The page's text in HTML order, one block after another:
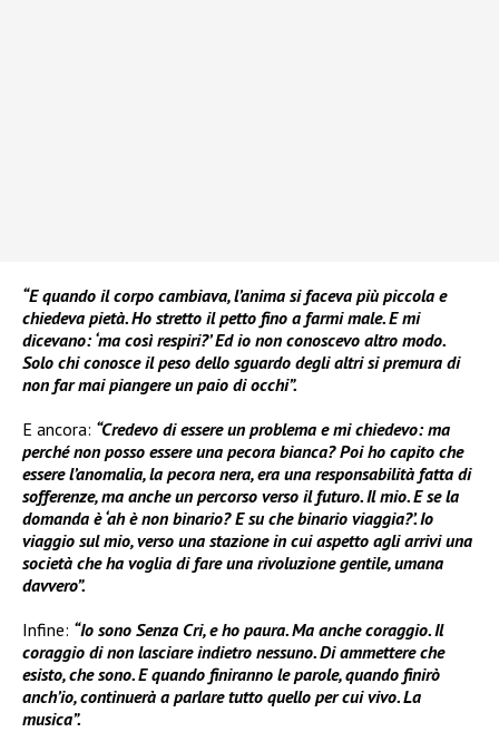
“E quando il corpo cambiava, l’anima si faceva più piccola e
chiedeva pietà. Ho stretto il petto fino a farmi male. E mi
dicevano: ‘ma così respiri?’ Ed io non conoscevo altro modo.
Solo chi conosce il peso dello sguardo degli altri si premura di
non far mai piangere un paio di occhi”.
E ancora: “Credevo di essere un problema e mi chiedevo: ma
perché non posso essere una pecora bianca? Poi ho capito che
essere l’anomalia, la pecora nera, era una responsabilità fatta di
sofferenze, ma anche un percorso verso il futuro. Il mio. E se la
domanda è ‘ah è non binario? E su che binario viaggia?’. Io
viaggio sul mio, verso una stazione in cui aspetto agli arrivi una
società che ha voglia di fare una rivoluzione gentile, umana
davvero”.
Infine: “Io sono Senza Cri, e ho paura. Ma anche coraggio. Il
coraggio di non lasciare indietro nessuno. Di ammettere che
esisto, che sono. E quando finiranno le parole, quando finirò
anch’io, continuerà a parlare tutto quello per cui vivo. La
musica”.